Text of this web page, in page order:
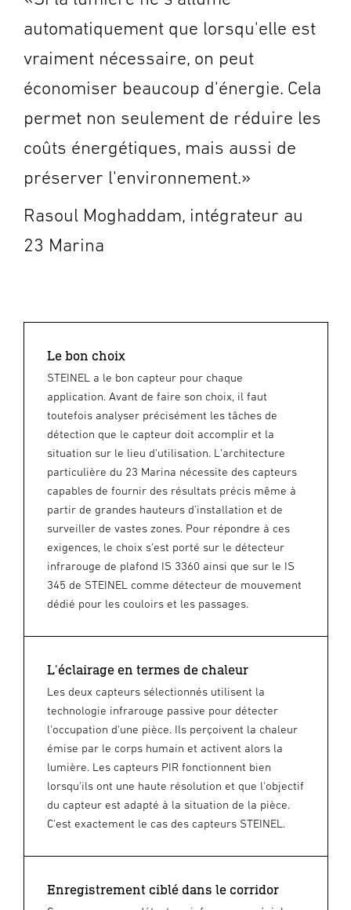
automatiquement que lorsqu'elle est
vraiment nécessaire, on peut
économiser beaucoup d'énergie. Cela
permet non seulement de réduire les
coûts énergétiques, mais aussi de
préserver l'environnement.»
Rasoul Moghaddam, intégrateur au
23 Marina
Le bon choix
STEINEL a le bon capteur pour chaque
application. Avant de faire son choix, il faut
toutefois analyser précisément les tâches de
détection que le capteur doit accomplir et la
situation sur le lieu d'utilisation. L'architecture
particulière du 23 Marina nécessite des capteurs
capables de fournir des résultats précis même à
partir de grandes hauteurs d'installation et de
surveiller de vastes zones. Pour répondre à ces
exigences, le choix s'est porté sur le détecteur
infrarouge de plafond IS 3360 ainsi que sur le IS
345 de STEINEL comme détecteur de mouvement
dédié pour les couloirs et les passages.
L'éclairage en termes de chaleur
Les deux capteurs sélectionnés utilisent la
technologie infrarouge passive pour détecter
l'occupation d'une pièce. Ils perçoivent la chaleur
émise par le corps humain et activent alors la
lumière. Les capteurs PIR fonctionnent bien
lorsqu'ils ont une haute résolution et que l'objectif
du capteur est adapté à la situation de la pièce.
C'est exactement le cas des capteurs STEINEL.
Enregistrement ciblé dans le corridor